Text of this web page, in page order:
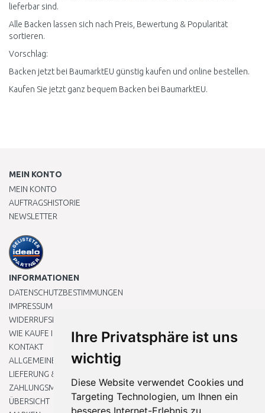
Ihre Privatsphäre ist uns
wichtig
Diese Website verwendet Cookies und
Targeting Technologien, um Ihnen ein
besseres Internet-Erlebnis zu
lieferbar sind.
Alle Backen lassen sich nach Preis, Bewertung & Popularität
sortieren.
Vorschlag:
Backen jetzt bei BaumarktEU günstig kaufen und online bestellen.
Kaufen Sie jetzt ganz bequem Backen bei BaumarktEU.
MEIN KONTO
MEIN KONTO
AUFTRAGSHISTORIE
NEWSLETTER
INFORMATIONEN
DATENSCHUTZBESTIMMUNGEN
IMPRESSUM
WIDERRUFSRECHT
WIE KAUFE ICH EIN?
KONTAKT
ALLGEMEINEN GESCHÄFTSBEDINGUNGEN
LIEFERUNG & ZAHLUNG
ZAHLUNGSMETHODEN
ÜBERSICHT